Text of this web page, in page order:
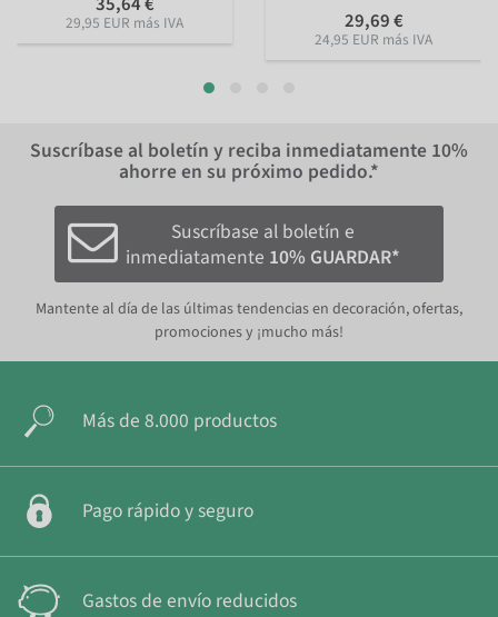
29,95 EUR más IVA 29,69 €
24,95 EUR más IVA
Suscríbase al boletín y reciba inmediatamente 10%
ahorre en su próximo pedido.*
Suscríbase al boletín e
inmediatamente 10% GUARDAR*
Mantente al día de las últimas tendencias en decoración, ofertas,
promociones y ¡mucho más!
Más de 8.000 productos
Pago rápido y seguro
Gastos de envío reducidos